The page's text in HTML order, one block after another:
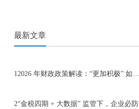
最新文章
12026 年财政政策解读：“更加积极” 如何为企业赋能
2“金税四期 + 大数据” 监管下，企业必防的 5 大财税风险